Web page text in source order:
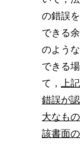
の錯誤
できる
のよう
できる
て，
上
錯誤が
大なも
該書面